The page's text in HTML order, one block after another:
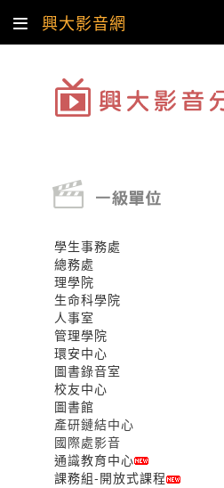
興大影音網
學生事務處
總務處
理學院
生命科學院
人事室
管理學院
環安中心
圖書錄音室
校友中心
圖書館
產研鏈結中心
國際處影音
通識教育中心
課務組-開放式課程